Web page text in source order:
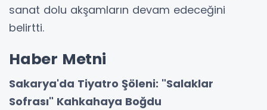
sanat dolu akşamların devam edeceğini
belirtti.
Haber Metni
Sakarya'da Tiyatro Şöleni: "Salaklar
Sofrası" Kahkahaya Boğdu